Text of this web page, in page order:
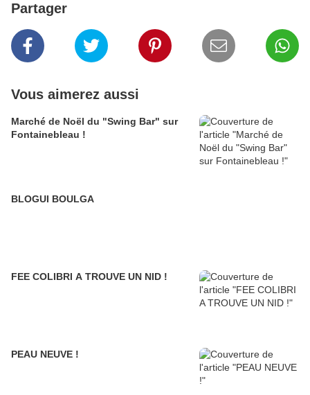
Partager
Vous aimerez aussi
Marché de Noël du "Swing Bar" sur
Fontainebleau !
BLOGUI BOULGA
FEE COLIBRI A TROUVE UN NID !
PEAU NEUVE !